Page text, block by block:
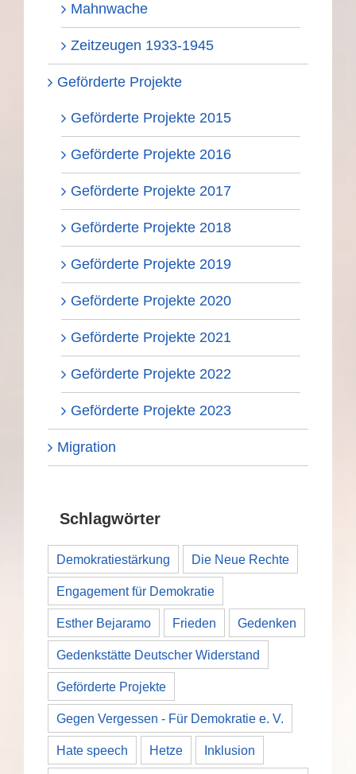
Mahnwache
Zeitzeugen 1933-1945
Geförderte Projekte
Geförderte Projekte 2015
Geförderte Projekte 2016
Geförderte Projekte 2017
Geförderte Projekte 2018
Geförderte Projekte 2019
Geförderte Projekte 2020
Geförderte Projekte 2021
Geförderte Projekte 2022
Geförderte Projekte 2023
Migration
Schlagwörter
Demokratiestärkung Die Neue Rechte
Engagement für Demokratie
Esther Bejaramo Frieden Gedenken
Gedenkstätte Deutscher Widerstand
Geförderte Projekte
Gegen Vergessen - Für Demokratie e. V.
Hate speech Hetze Inklusion